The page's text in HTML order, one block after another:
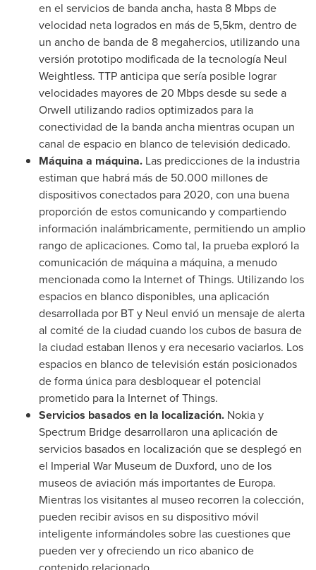
en el servicios de banda ancha, hasta 8 Mbps de
velocidad neta logrados en más de 5,5km, dentro de
un ancho de banda de 8 megahercios, utilizando una
versión prototipo modificada de la tecnología Neul
Weightless. TTP anticipa que sería posible lograr
velocidades mayores de 20 Mbps desde su sede a
Orwell utilizando radios optimizados para la
conectividad de la banda ancha mientras ocupan un
canal de espacio en blanco de televisión dedicado.
Máquina a máquina. Las predicciones de la industria
estiman que habrá más de 50.000 millones de
dispositivos conectados para 2020, con una buena
proporción de estos comunicando y compartiendo
información inalámbricamente, permitiendo un amplio
rango de aplicaciones. Como tal, la prueba exploró la
comunicación de máquina a máquina, a menudo
mencionada como la Internet of Things. Utilizando los
espacios en blanco disponibles, una aplicación
desarrollada por BT y Neul envió un mensaje de alerta
al comité de la ciudad cuando los cubos de basura de
la ciudad estaban llenos y era necesario vaciarlos. Los
espacios en blanco de televisión están posicionados
de forma única para desbloquear el potencial
prometido para la Internet of Things.
Servicios basados en la localización. Nokia y
Spectrum Bridge desarrollaron una aplicación de
servicios basados en localización que se desplegó en
el Imperial War Museum de Duxford, uno de los
museos de aviación más importantes de Europa.
Mientras los visitantes al museo recorren la colección,
pueden recibir avisos en su dispositivo móvil
inteligente informándoles sobre las cuestiones que
pueden ver y ofreciendo un rico abanico de